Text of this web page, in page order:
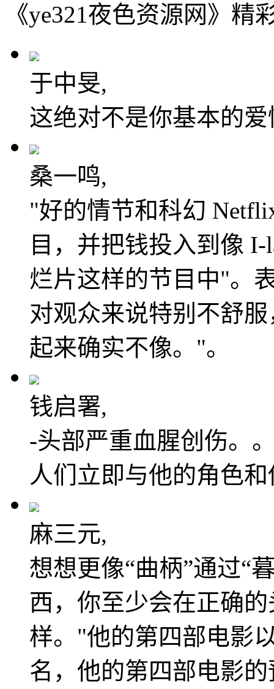
《ye321夜色资源网》精
于中旻,
这绝对不是你基本的
桑一鸣,
"好的情节和科幻
目，并把钱投入到像
烂片这样的节目中"。
对观众来说特别不舒
起来确实不像。"。
钱启署,
-头部严重血腥创伤。
人们立即与他的角色
麻三元,
想想更像“曲柄”通过“
西，你至少会在正确
样。"他的第四部电影
名，他的第四部电影